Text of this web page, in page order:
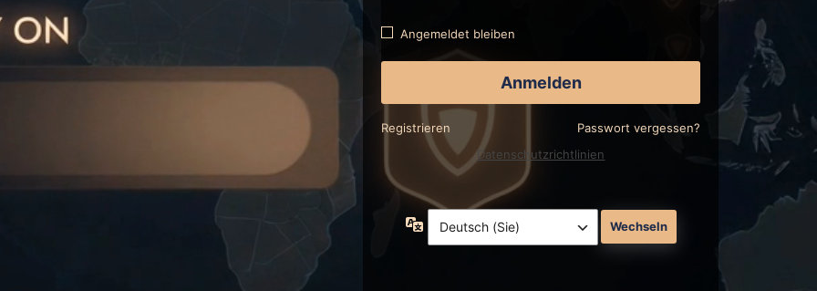
Angemeldet bleiben
Registrieren
Passwort vergessen?
Datenschutzrichtlinien
Sprache